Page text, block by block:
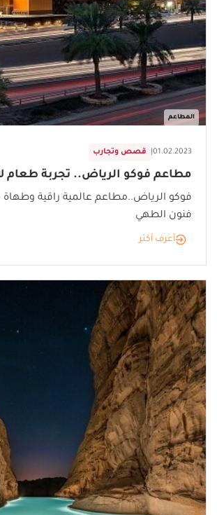
المطاعم
قصص وتجارب 01.02.2023
مطاعم فوكو الرياض.. تجربة طعام
فوكو الرياض..مطاعم عالمية راقية
فنون الطهي
أعرف أكثر